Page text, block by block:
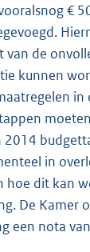
€
van de
kunnen
in
2014
in
hoe dit kan
De Kamer
een nota